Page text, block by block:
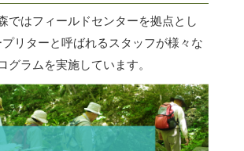
ではフィールドセンターを拠点とし
リターと呼ばれるスタッフが様々な
グラムを実施しています。